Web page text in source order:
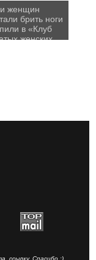
женщин
брить ноги
в «Клуб
женских
ссылку. Спасибо :)